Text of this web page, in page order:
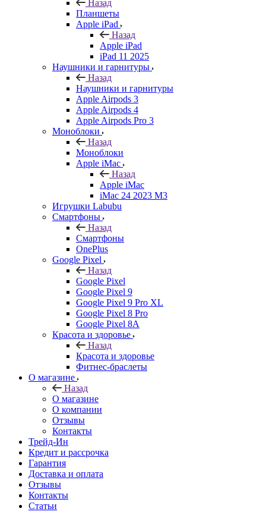
Назад
Планшеты
Apple iPad
Назад
Apple iPad
iPad 11 2025
Наушники и гарнитуры
Назад
Наушники и гарнитуры
Apple Airpods 3
Apple Airpods 4
Apple Airpods Pro 3
Моноблоки
Назад
Моноблоки
Apple iMac
Назад
Apple iMac
iMac 24 2023 M3
Игрушки Labubu
Смартфоны
Назад
Смартфоны
OnePlus
Google Pixel
Назад
Google Pixel
Google Pixel 9
Google Pixel 9 Pro XL
Google Pixel 8 Pro
Google Pixel 8A
Красота и здоровье
Назад
Красота и здоровье
Фитнес-браслеты
О магазине
Назад
О магазине
О компании
Отзывы
Контакты
Трейд-Ин
Кредит и рассрочка
Гарантия
Доставка и оплата
Отзывы
Контакты
Статьи